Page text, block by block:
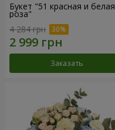
Букет "51 красная и белая
роза"
4 284 грн
Заказать